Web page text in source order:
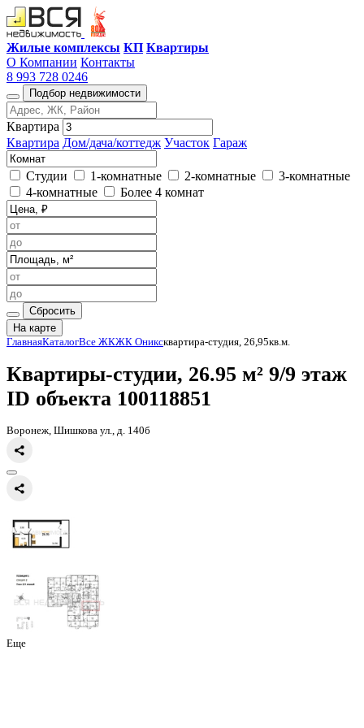
Жилые комплексы КП Квартиры
О Компании Контакты
8 993 728 0246
Подбор недвижимости
Квартира
Квартира Дом/дача/коттедж Участок Гараж
Студии 1-комнатные 2-комнатные
3-комнатные
4-комнатные
Более 4 комнат
Сбросить
На карте
Главная Каталог Все ЖКЖК Оникс
Квартиры-студии, 26.95 м² 9/
ID объекта 100118851
Воронеж, Шишкова ул., д. 140б